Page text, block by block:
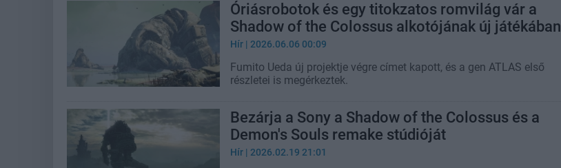
Óriásrobotok és egy titokzatos romvilág vár a
Shadow of the Colossus alkotójának új játékában
Hír | 2026.06.06 00:09
Fumito Ueda új projektje végre címet kapott, és a gen ATLAS első
részletei is megérkeztek.
Bezárja a Sony a Shadow of the Colossus és a
Demon's Souls remake stúdióját
Hír | 2026.02.19 21:01